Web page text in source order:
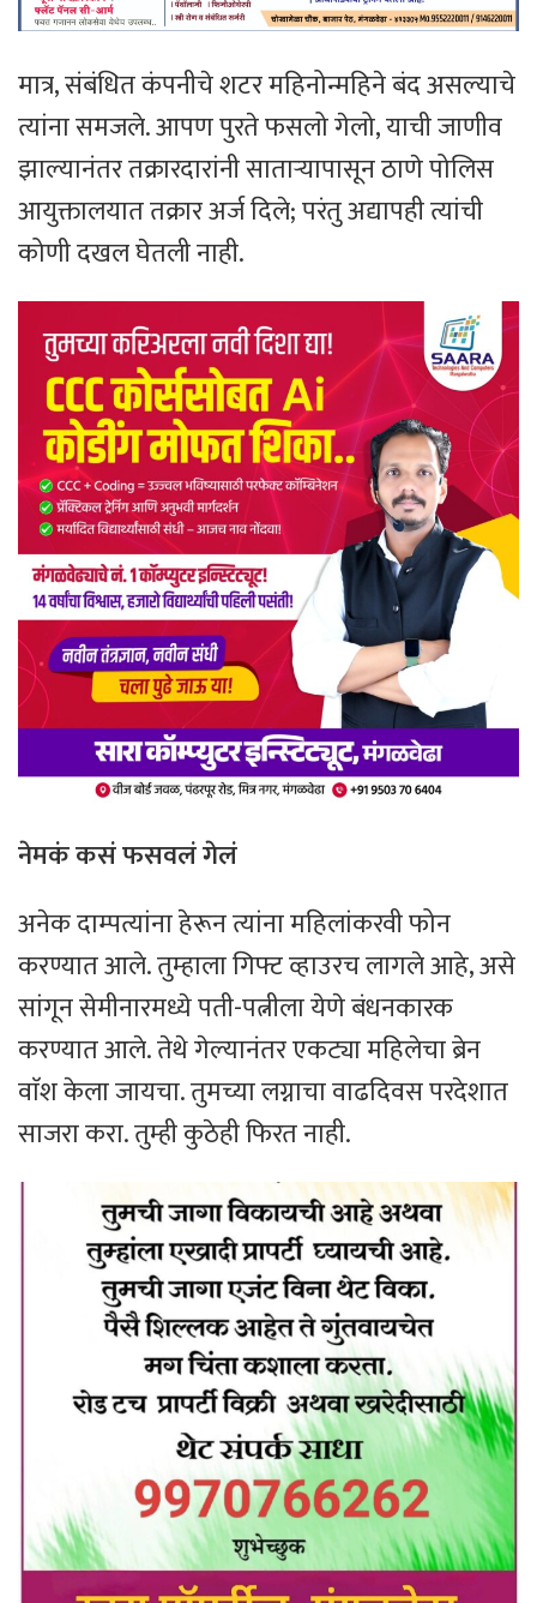
मात्र, संबंधित कंपनीचे शटर महिनोन्महिने बंद असल्याचे
त्यांना समजले. आपण पुरते फसलो गेलो, याची जाणीव
झाल्यानंतर तक्रारदारांनी साताऱ्यापासून ठाणे पोलिस
आयुक्तालयात तक्रार अर्ज दिले; परंतु अद्यापही त्यांची
कोणी दखल घेतली नाही.
नेमकं कसं फसवलं गेलं
अनेक दाम्पत्यांना हेरून त्यांना महिलांकरवी फोन
करण्यात आले. तुम्हाला गिफ्ट व्हाउरच लागले आहे, असे
सांगून सेमीनारमध्ये पती-पत्नीला येणे बंधनकारक
करण्यात आले. तेथे गेल्यानंतर एकट्या महिलेचा ब्रेन
वाॅश केला जायचा. तुमच्या लग्नाचा वाढदिवस परदेशात
साजरा करा. तुम्ही कुठेही फिरत नाही.